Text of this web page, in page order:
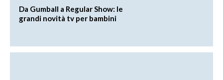
Da Gumball a Regular Show: le
grandi novità tv per bambini